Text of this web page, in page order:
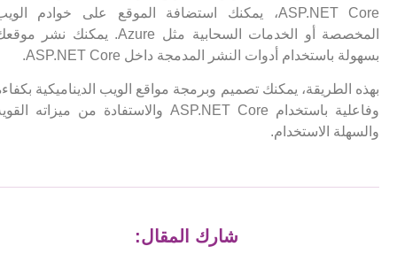
ASP.NET Core، يمكنك استضافة الموقع على خوادم الويب
المخصصة أو الخدمات السحابية مثل Azure. يمكنك نشر موقعك
بسهولة باستخدام أدوات النشر المدمجة داخل ASP.NET Core.
بهذه الطريقة، يمكنك تصميم وبرمجة مواقع الويب الديناميكية بكفاءة
وفاعلية باستخدام ASP.NET Core والاستفادة من ميزاته القوية
والسهلة الاستخدام.
شارك المقال: